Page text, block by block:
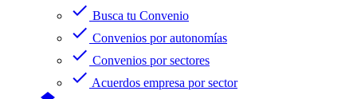
check Busca tu Convenio
check Convenios por autonomías
check Convenios por sectores
check Acuerdos empresa por sector